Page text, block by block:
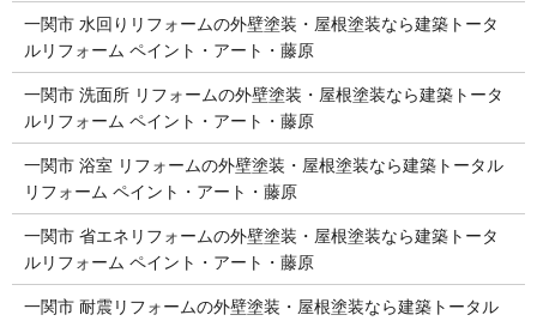
一関市 水回りリフォームの外壁塗装・屋根塗装なら建築トータ
ルリフォーム ペイント・アート・藤原
一関市 洗面所 リフォームの外壁塗装・屋根塗装なら建築トータ
ルリフォーム ペイント・アート・藤原
一関市 浴室 リフォームの外壁塗装・屋根塗装なら建築トータル
リフォーム ペイント・アート・藤原
一関市 省エネリフォームの外壁塗装・屋根塗装なら建築トータ
ルリフォーム ペイント・アート・藤原
一関市 耐震リフォームの外壁塗装・屋根塗装なら建築トータル